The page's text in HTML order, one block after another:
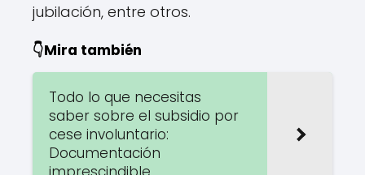
jubilación, entre otros.
👇Mira también
Todo lo que necesitas
saber sobre el subsidio por
cese involuntario:
Documentación